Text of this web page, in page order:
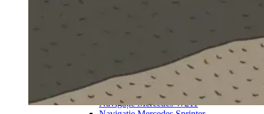
Navigație Mercedes C Class W203
Navigație Mercedes C Class W204
Navigație Mercedes W203
Navigație Mercedes W204
Navigație Mercedes W211